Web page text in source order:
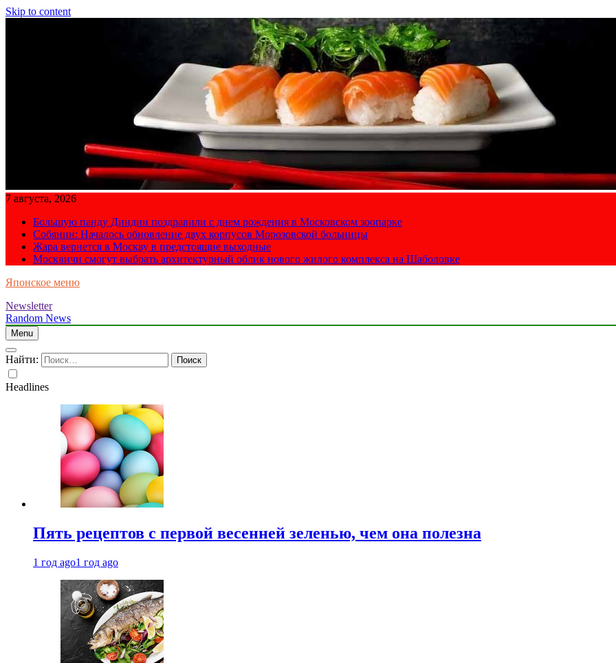
Skip to content
7 августа, 2026
Большую панду Диндин поздравили с днем рождения в Московском зоопарке
Собянин: Началось обновление двух корпусов Морозовской больницы
Жара вернется в Москву в предстоящие выходные
Москвичи смогут выбрать архитектурный облик нового жилого комплекса на Шаболовке
Японское меню
Newsletter
Random News
Menu
Найти:
Headlines
Пять рецептов с первой весенней зеленью, чем она полезна
1 год ago1 год ago